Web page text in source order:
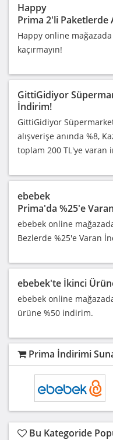
Happy
Prima 2'li Paketlerde
Happy online
kaçırmayın!
GittiGidiyor
İndirim!
GittiGidiyor
alışverişe anında %8,
toplam 200 TL'ye varan
ebebek
Prima'da %25'e
ebebek online
Bezlerde %25'e Varan
ebebek'te İkinci
ebebek online
ürüne %50 indirim.
Prima İndirimi
Bu Kategoride